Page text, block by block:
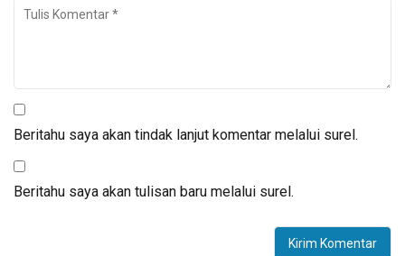
Beritahu saya akan tindak lanjut komentar melalui surel.
Beritahu saya akan tulisan baru melalui surel.